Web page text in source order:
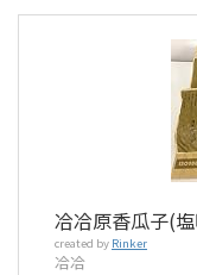
冾冾原香瓜子(
created by Rinker
冾冾